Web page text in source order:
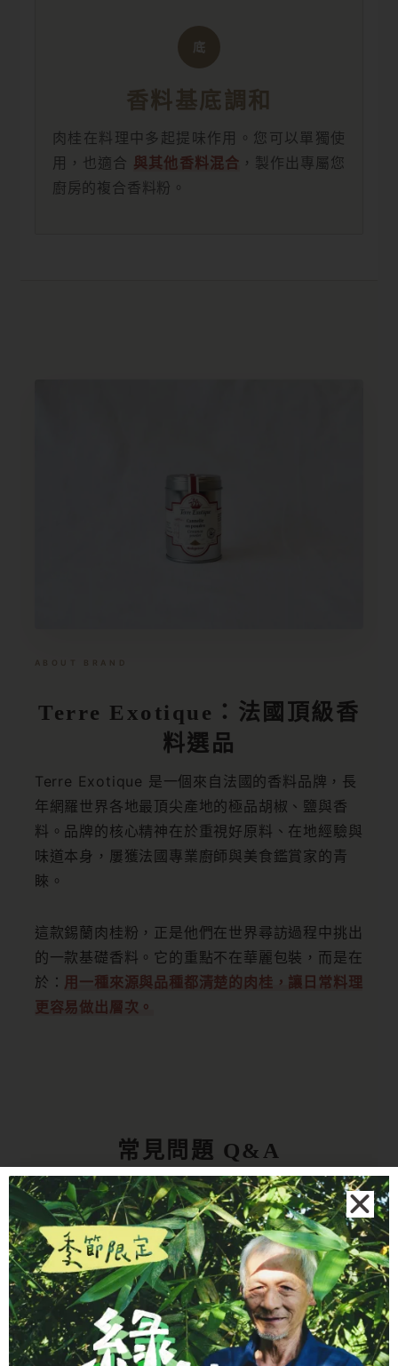
底
香料基底調和
肉桂在料理中多起提味作用。您可以單獨使
用，也適合 與其他香料混合 ，製作出專屬您
廚房的複合香料粉。
ABOUT BRAND
Terre Exotique：法國頂級香
料選品
Terre Exotique 是一個來自法國的香料品牌，長
年網羅世界各地最頂尖產地的極品胡椒、鹽與香
料。品牌的核心精神在於重視好原料、在地經驗與
味道本身，屢獲法國專業廚師與美食鑑賞家的青
睞。
這款錫蘭肉桂粉，正是他們在世界尋訪過程中挑出
的一款基礎香料。它的重點不在華麗包裝，而是在
於： 用一種來源與品種都清楚的肉桂，讓日常料理
更容易做出層次。
常見問題 Q&A
錫蘭肉桂和一般的肉桂有什麼不同？
肉桂粉和肉桂棒有什麼差別？